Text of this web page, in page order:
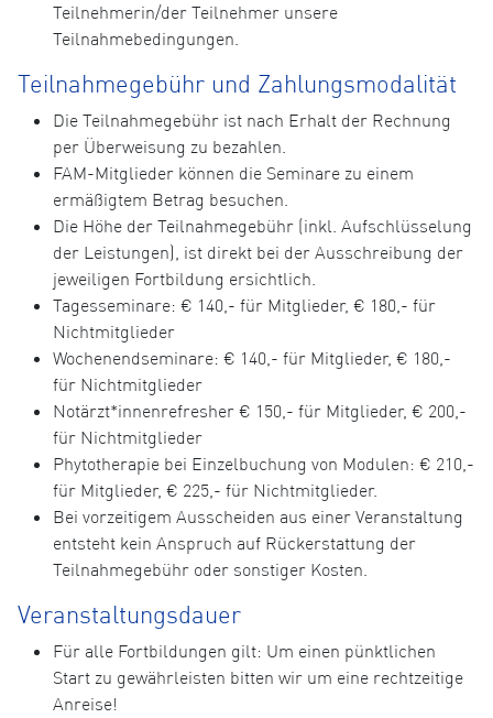
Teilnehmerin/der Teilnehmer unsere
Teilnahmebedingungen.
Teilnahmegebühr und Zahlungsmodalität
Die Teilnahmegebühr ist nach Erhalt der Rechnung
per Überweisung zu bezahlen.
FAM-Mitglieder können die Seminare zu einem
ermäßigtem Betrag besuchen.
Die Höhe der Teilnahmegebühr (inkl. Aufschlüsselung
der Leistungen), ist direkt bei der Ausschreibung der
jeweiligen Fortbildung ersichtlich.
Tagesseminare: € 140,- für Mitglieder, € 180,- für
Nichtmitglieder
Wochenendseminare: € 140,- für Mitglieder, € 180,-
für Nichtmitglieder
Notärzt*innenrefresher € 150,- für Mitglieder, € 200,-
für Nichtmitglieder
Phytotherapie bei Einzelbuchung von Modulen: € 210,-
für Mitglieder, € 225,- für Nichtmitglieder.
Bei vorzeitigem Ausscheiden aus einer Veranstaltung
entsteht kein Anspruch auf Rückerstattung der
Teilnahmegebühr oder sonstiger Kosten.
Veranstaltungsdauer
Für alle Fortbildungen gilt: Um einen pünktlichen
Start zu gewährleisten bitten wir um eine rechtzeitige
Anreise!